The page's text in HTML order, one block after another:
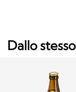
Dallo